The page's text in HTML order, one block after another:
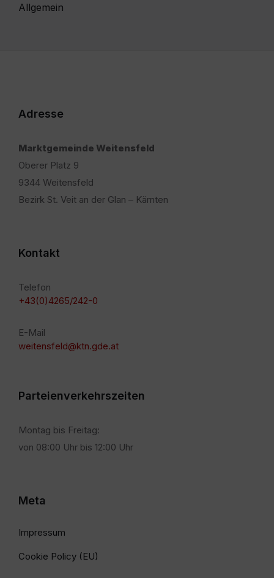
Allgemein
Adresse
Marktgemeinde Weitensfeld
Oberer Platz 9
9344 Weitensfeld
Bezirk St. Veit an der Glan – Kärnten
Kontakt
Telefon
+43(0)4265/242-0
E-Mail
weitensfeld@ktn.gde.at
Parteienverkehrszeiten
Montag bis Freitag:
von 08:00 Uhr bis 12:00 Uhr
Meta
Impressum
Cookie Policy (EU)